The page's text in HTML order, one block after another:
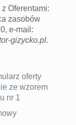
Oferentami:
zasobów
e-mail:
gizycko.pl.
oferty
ze wzorem
nr 1